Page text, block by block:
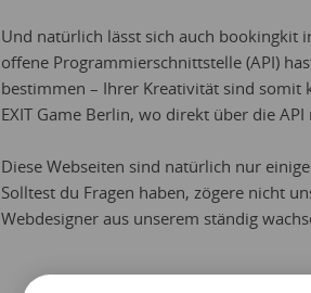
Und natürlich lässt sich auch bookingkit
offene Programmierschnittstelle (API)
bestimmen – Ihrer Kreativität sind somit
EXIT Game Berlin, wo direkt über die
Diese Webseiten sind natürlich nur
Solltest du Fragen haben, zögere nicht
Webdesigner aus unserem ständig